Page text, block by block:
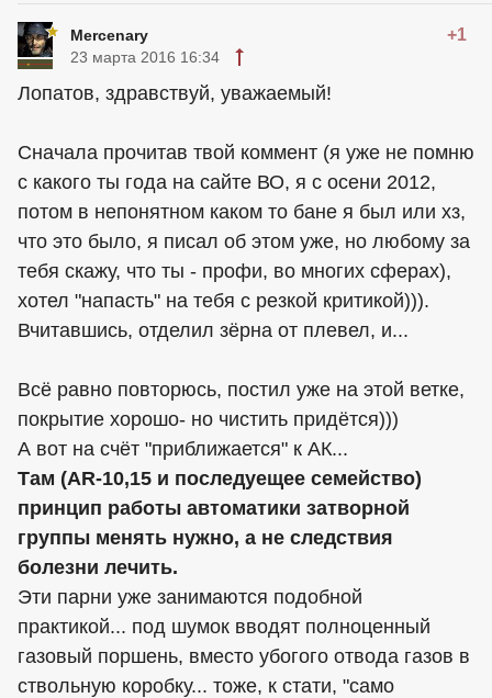
Mercenary +1
23 марта 2016 16:34
Лопатов, здравствуй, уважаемый!
Сначала прочитав твой коммент (я уже не помню
с какого ты года на сайте ВО, я с осени 2012,
потом в непонятном каком то бане я был или хз,
что это было, я писал об этом уже, но любому за
тебя скажу, что ты - профи, во многих сферах),
хотел "напасть" на тебя с резкой критикой))).
Вчитавшись, отделил зёрна от плевел, и...
Всё равно повторюсь, постил уже на этой ветке,
покрытие хорошо- но чистить придётся)))
А вот на счёт "приближается" к АК...
Там (AR-10,15 и последуещее семейство)
принцип работы автоматики затворной
группы менять нужно, а не следствия
болезни лечить.
Эти парни уже занимаются подобной
практикой... под шумок вводят полноценный
газовый поршень, вместо убогого отвода газов в
ствольную коробку... тоже, к стати, "само